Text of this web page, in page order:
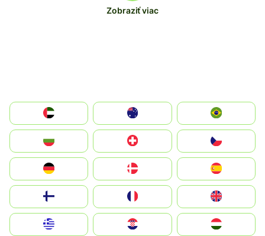
Zobraziť viac
الإمارات العربية المتحدة
Switzerland
Deutschland
United Kingdom
Magyarország